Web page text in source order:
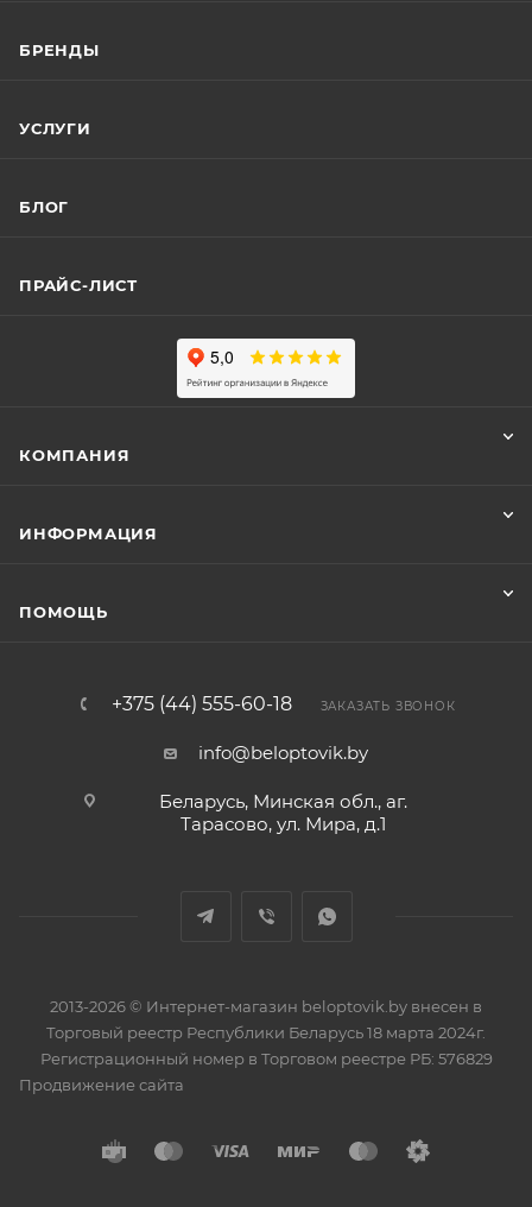
БРЕНДЫ
УСЛУГИ
БЛОГ
ПРАЙС-ЛИСТ
КОМПАНИЯ
ИНФОРМАЦИЯ
ПОМОЩЬ
+375 (44) 555-60-18 ЗАКАЗАТЬ ЗВОНОК
info@beloptovik.by
Беларусь, Минская обл., аг.
Тарасово, ул. Мира, д.1
2013-2026 © Интернет-магазин beloptovik.by внесен в
Торговый реестр Республики Беларусь 18 марта 2024г.
Регистрационный номер в Торговом реестре РБ: 576829
Продвижение сайта